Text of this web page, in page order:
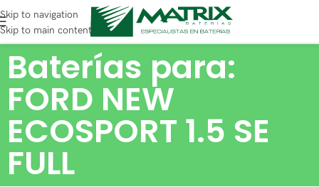
Skip to navigation
Skip to main content
Baterías para:
FORD NEW
ECOSPORT 1.5 SE
FULL